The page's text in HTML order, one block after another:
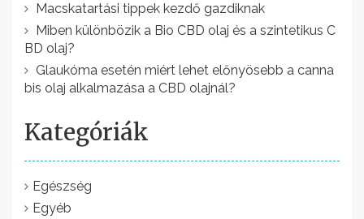
n
v
g
á
Macskatartási tippek kezdő gazdiknak
Miben különbözik a Bio CBD olaj és a szintetikus C
BD olaj?
Glaukóma esetén miért lehet előnyösebb a canna
bis olaj alkalmazása a CBD olajnál?
Kategóriák
Egészség
Egyéb